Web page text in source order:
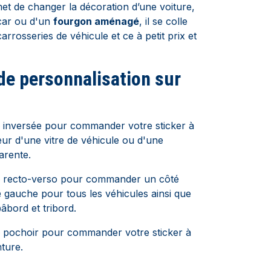
de changer la décoration d’une voiture,
ou d'un fourgon aménagé, il se colle
de véhicule et ce à petit prix et
personnalisation sur
inversée pour commander votre sticker à
d'une vitre de véhicule ou d'une
recto-verso pour commander un côté
pour tous les véhicules ainsi que
et tribord.
pochoir pour commander votre sticker à